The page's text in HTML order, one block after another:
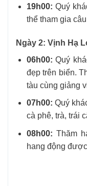
19h00: Quý
thể tham gia
Ngày 2: Vịnh Hạ
06h00: Quý
đẹp trên biển.
tàu cùng giảng
07h00: Quý
cà phê, trà, trái
08h00: Thăm
hang động